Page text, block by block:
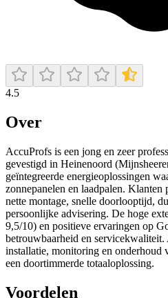
4.5
Over
AccuProfs is een jong en zeer
gevestigd in Heinenoord
geïntegreerde energieoplossingen
zonnepanelen en laadpalen.
nette montage, snelle doorlooptijd,
persoonlijke advisering. De hoge
9,5/10) en positieve ervaringen op
betrouwbaarheid en
installatie, monitoring en onderhoud
een doortimmerde totaaloplossing.
Voordelen